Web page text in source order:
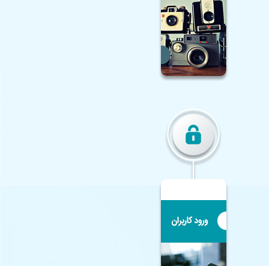
♦ همکلاسی
♦وزارت آموزش و پرورش
♦
مرکز تحقیقات معلم